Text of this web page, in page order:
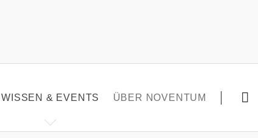
WISSEN & EVENTS
NC360° MAGAZIN
ÜBER NOVENTUM